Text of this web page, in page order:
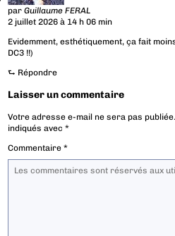
parGuillaume FERAL
2 juillet 2026 à 14 h 06 min
Evidemment, esthétiquement, ça fait
DC3 !!)
⮑ Répondre
Laisser un commentaire
Votre adresse e-mail ne sera pas publiée.
indiqués avec*
Commentaire*